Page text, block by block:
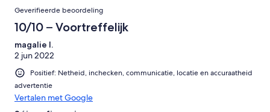
Geverifieerde beoordeling
10/10 – Voortreffelijk
magalie l.
2 jun 2022
Positief: Netheid, inchecken, communicatie, locatie en accuraatheid
advertentie
Vertalen met Google